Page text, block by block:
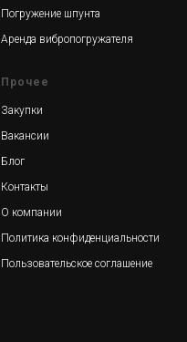
Погружение шпунта
Аренда вибропогружателя
Прочее
Закупки
Вакансии
Блог
Контакты
О компании
Политика конфиденциальности
Пользовательское соглашение